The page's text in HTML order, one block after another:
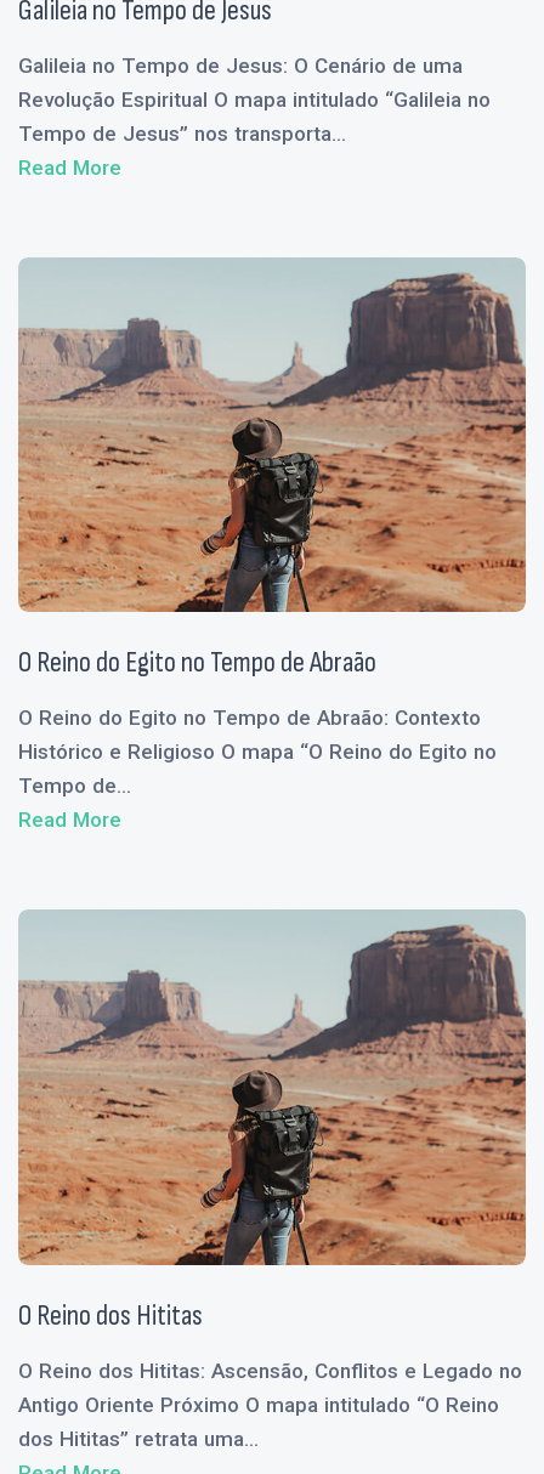
Galileia no Tempo de Jesus
Galileia no Tempo de Jesus: O Cenário de uma
Revolução Espiritual O mapa intitulado “Galileia no
Tempo de Jesus” nos transporta...
Read More
O Reino do Egito no Tempo de Abraão
O Reino do Egito no Tempo de Abraão: Contexto
Histórico e Religioso O mapa “O Reino do Egito no
Tempo de...
Read More
O Reino dos Hititas
O Reino dos Hititas: Ascensão, Conflitos e Legado no
Antigo Oriente Próximo O mapa intitulado “O Reino
dos Hititas” retrata uma...